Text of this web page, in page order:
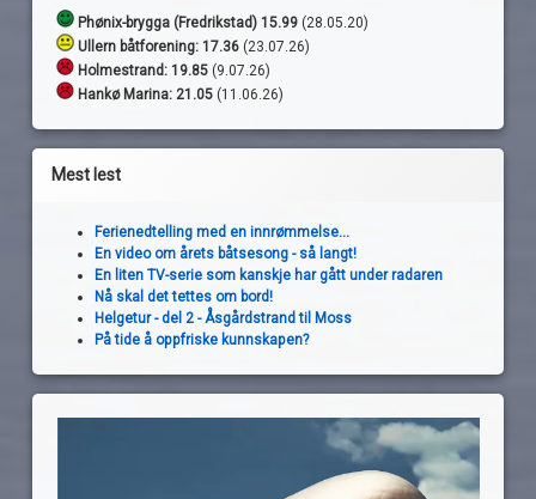
Phønix-brygga (Fredrikstad) 15.99 (28.05.20)
Ullern båtforening: 17.36 (23.07.26)
Holmestrand: 19.85 (9.07.26)
Hankø Marina: 21.05 (11.06.26)
Mest lest
Ferienedtelling med en innrømmelse...
En video om årets båtsesong - så langt!
En liten TV-serie som kanskje har gått under radaren
Nå skal det tettes om bord!
Helgetur - del 2 - Åsgårdstrand til Moss
På tide å oppfriske kunnskapen?